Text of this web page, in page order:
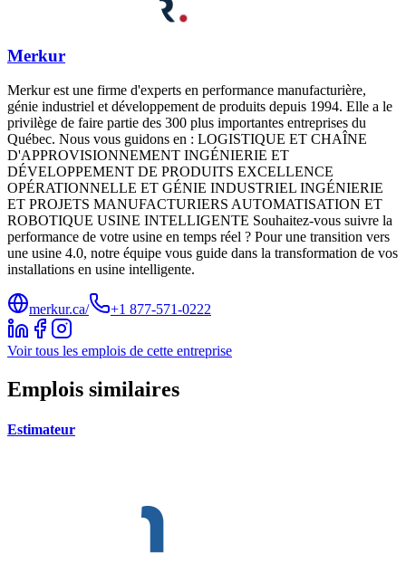
Merkur
Merkur est une firme d'experts en performance manufacturière,
génie industriel et développement de produits depuis 1994. Elle a le
privilège de faire partie des 300 plus importantes entreprises du
Québec. Nous vous guidons en : LOGISTIQUE ET CHAÎNE
D'APPROVISIONNEMENT INGÉNIERIE ET
DÉVELOPPEMENT DE PRODUITS EXCELLENCE
OPÉRATIONNELLE ET GÉNIE INDUSTRIEL INGÉNIERIE
ET PROJETS MANUFACTURIERS AUTOMATISATION ET
ROBOTIQUE USINE INTELLIGENTE Souhaitez-vous suivre la
performance de votre usine en temps réel ? Pour une transition vers
une usine 4.0, notre équipe vous guide dans la transformation de vos
installations en usine intelligente.
merkur.ca/ +1 877-571-0222
Voir tous les emplois de cette entreprise
Emplois similaires
Estimateur